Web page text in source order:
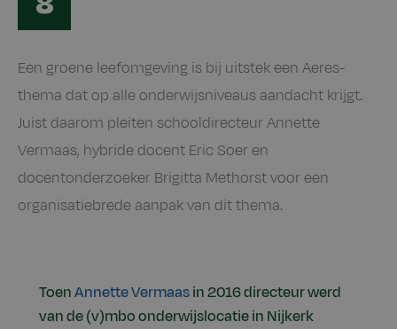
Een groene leefomgeving is bij uitstek een Aeres-
thema dat op alle onderwijsniveaus aandacht krijgt.
Juist daarom pleiten schooldirecteur Annette
Vermaas, hybride docent Eric Soer en
docentonderzoeker Brigitta Methorst voor een
organisatiebrede aanpak van dit thema.
ToenAnnette Vermaasin 2016 directeur werd
van de (v)mbo onderwijslocatie in Nijkerk